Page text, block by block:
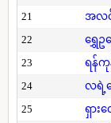
21
အလင်
22
ရွှေဥဒ
23
ရန်ကု
24
လရဲ့
25
ရှား